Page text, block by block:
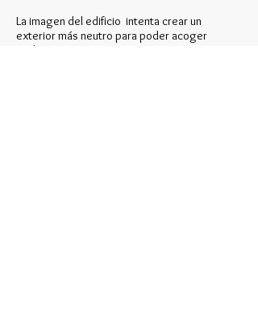
La imagen del edificio intenta crear un
exterior más neutro para poder acoger
cualquier entorno que se genere en un